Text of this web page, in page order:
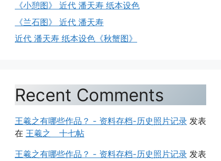
《小憩图》 近代 潘天寿 纸本设色
《兰石图》 近代 潘天寿
近代 潘天寿 纸本设色《秋蟹图》
Recent Comments
王羲之有哪些作品？ - 资料存档-历史照片记录 发表
在 王羲之 十七帖
王羲之有哪些作品？ - 资料存档-历史照片记录 发表